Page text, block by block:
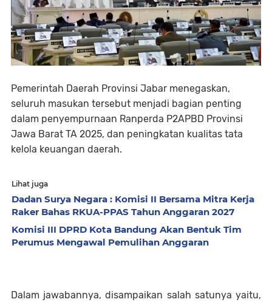
Pemerintah Daerah Provinsi Jabar menegaskan,
seluruh masukan tersebut menjadi bagian penting
dalam penyempurnaan Ranperda P2APBD Provinsi
Jawa Barat TA 2025, dan peningkatan kualitas tata
kelola keuangan daerah.
Lihat juga
Dadan Surya Negara : Komisi II Bersama Mitra Kerja
Raker Bahas RKUA-PPAS Tahun Anggaran 2027
Komisi III DPRD Kota Bandung Akan Bentuk Tim
Perumus Mengawal Pemulihan Anggaran
Dalam jawabannya, disampaikan salah satunya yaitu,